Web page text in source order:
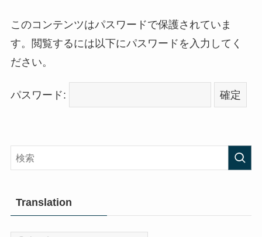
このコンテンツはパスワードで保護されていま
す。閲覧するには以下にパスワードを入力してく
ださい。
パスワード:
Translation